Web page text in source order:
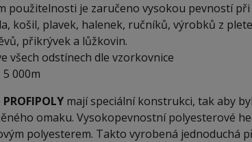
použitelnosti je zaručeno vysokou pevností
košil, plavek, halenek, ručníků, výrobků z
přikrývek a lůžkovin.
všech odstínech dle vzorkovnice
5 000m
PROFIPOLYmají speciální konstrukci, tak aby
omaku. Vysokopevnostní polyesterové
polyesterem. Takto vyrobená jednoduchá